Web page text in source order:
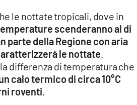
le nottate tropicali, dove in
scenderanno al di
parte della Regione con aria
le nottate
differenza di temperatura che
calo termico di circa 10°C
roventi